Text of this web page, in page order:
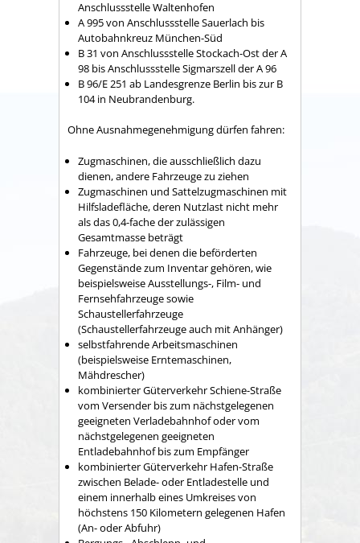
Anschlussstelle Waltenhofen
A 995 von Anschlussstelle Sauerlach bis
Autobahnkreuz München-Süd
B 31 von Anschlussstelle Stockach-Ost der A
98 bis Anschlussstelle Sigmarszell der A 96
B 96/E 251 ab Landesgrenze Berlin bis zur B
104 in Neubrandenburg.
Ohne Ausnahmegenehmigung dürfen fahren:
Zugmaschinen, die ausschließlich dazu
dienen, andere Fahrzeuge zu ziehen
Zugmaschinen und Sattelzugmaschinen mit
Hilfsladefläche, deren Nutzlast nicht mehr
als das 0,4-fache der zulässigen
Gesamtmasse beträgt
Fahrzeuge, bei denen die beförderten
Gegenstände zum Inventar gehören, wie
beispielsweise Ausstellungs-, Film- und
Fernsehfahrzeuge sowie
Schaustellerfahrzeuge
(Schaustellerfahrzeuge auch mit Anhänger)
selbstfahrende Arbeitsmaschinen
(beispielsweise Erntemaschinen,
Mähdrescher)
kombinierter Güterverkehr Schiene-Straße
vom Versender bis zum nächstgelegenen
geeigneten Verladebahnhof oder vom
nächstgelegenen geeigneten
Entladebahnhof bis zum Empfänger
kombinierter Güterverkehr Hafen-Straße
zwischen Belade- oder Entladestelle und
einem innerhalb eines Umkreises von
höchstens 150 Kilometern gelegenen Hafen
(An- oder Abfuhr)